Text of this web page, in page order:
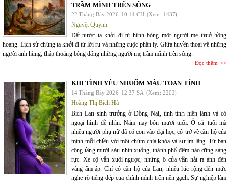
TRẦM MÌNH TRÊN SÔNG
22 Tháng Bảy 2026 10:14 CH (Xem: 1437)
Nguyệt Quỳnh
Đất nước ta khởi đi từ hình bóng một người mẹ thuở hồng
hoang. Lịch sử chúng ta khởi đi từ lời ru và những cuộc phân ly. Giữa huyền thoại về những
người anh hùng, thấp thoáng bóng dáng những người mẹ trầm mình trên sông.
Đọc thêm
KHI TÌNH YÊU NHUỐM MÀU TOAN TÍNH
14 Tháng Bảy 2026 12:37 SA (Xem: 2202)
Hoàng Thị Bích Hà
Bích Lan sinh trưởng ở Đồng Nai, tính tình hiền lành và có
ngoại hình dễ nhìn. Năm nay bốn mươi tuổi. Ở cái tuổi mà
nhiều người phụ nữ đã có con vào đại học, cô trở về căn hộ của
mình mỗi chiều với một chùm chìa khóa và sự im lặng. Từ ban
công tầng mười sáu nhìn xuống, thành phố đêm nào cũng sáng
rực. Xe cộ vẫn xuôi ngược, những ô cửa vẫn hắt ra ánh đèn
vàng ấm áp. Chỉ có căn hộ của Lan, nhiều lúc rộng đến mức
nghe rõ tiếng dép của chính mình trên nền gạch. Sự nghiệp làm